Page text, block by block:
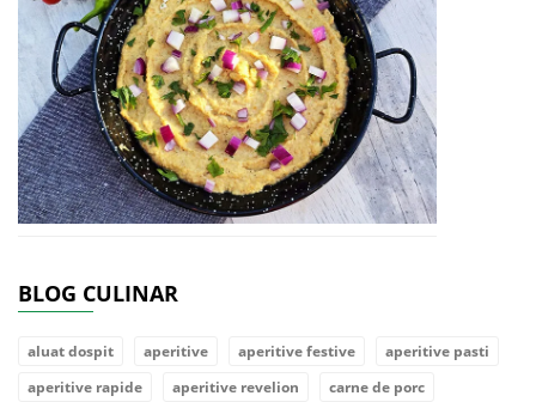
BLOG CULINAR
aluat dospit aperitive aperitive festive
aperitive pasti
aperitive rapide
aperitive revelion
carne de porc